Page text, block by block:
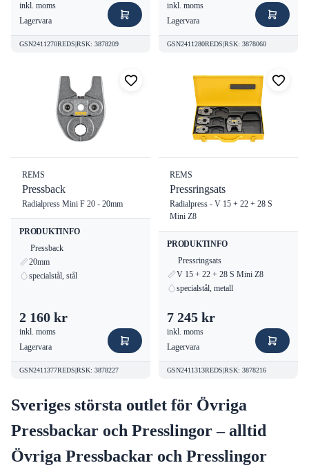
inkl. moms
Lagervara
GSN2411270REDS|RSK: 3878209
inkl. moms
Lagervara
GSN2411280REDS|RSK: 3878060
REMS
Pressback
Radialpress Mini F 20 - 20mm
PRODUKTINFO
Pressback
20mm
specialstål, stål
2 160 kr
inkl. moms
Lagervara
GSN2411377REDS|RSK: 3878227
REMS
Pressringsats
Radialpress - V 15 + 22 + 28 S
Mini Z8
PRODUKTINFO
Pressringsats
V 15 + 22 + 28 S Mini Z8
specialstål, metall
7 245 kr
inkl. moms
Lagervara
GSN2411313REDS|RSK: 3878216
Sveriges största outlet för Övriga
Pressbackar och Presslingor – alltid
Övriga Pressbackar och Presslingor